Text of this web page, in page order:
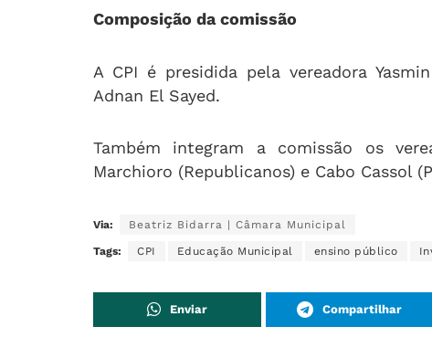
Composição da comissão
A CPI é presidida pela vereadora
Adnan El Sayed.
Também integram a comissão os
Marchioro (Republicanos) e Cabo Cassol
Via: Beatriz Bidarra | Câmara Municipal
Tags: CPI Educação Municipal ensino público
Enviar Compartilhar